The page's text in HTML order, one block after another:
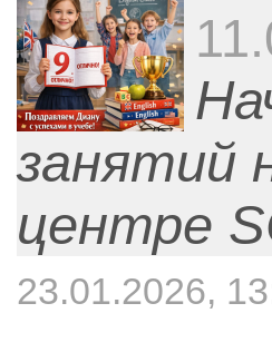
занятий
центре
23.01.2026,